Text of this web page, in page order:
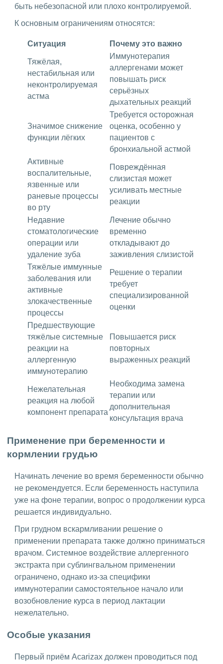
быть небезопасной или плохо контролируемой.
К основным ограничениям относятся:
Ситуация Почему это важно
Тяжёлая,
нестабильная или
неконтролируемая
астма
Иммунотерапия
аллергенами может
повышать риск
серьёзных
дыхательных реакций
Значимое снижение
функции лёгких
Требуется осторожная
оценка, особенно у
пациентов с
бронхиальной астмой
Активные
воспалительные,
язвенные или
раневые процессы
во рту
Повреждённая
слизистая может
усиливать местные
реакции
Недавние
стоматологические
операции или
удаление зуба
Лечение обычно
временно
откладывают до
заживления слизистой
Тяжёлые иммунные
заболевания или
активные
злокачественные
процессы
Решение о терапии
требует
специализированной
оценки
Предшествующие
тяжёлые системные
реакции на
аллергенную
иммунотерапию
Повышается риск
повторных
выраженных реакций
Нежелательная
реакция на любой
компонент препарата
Необходима замена
терапии или
дополнительная
консультация врача
Применение при беременности и
кормлении грудью
Начинать лечение во время беременности обычно
не рекомендуется. Если беременность наступила
уже на фоне терапии, вопрос о продолжении курса
решается индивидуально.
При грудном вскармливании решение о
применении препарата также должно приниматься
врачом. Системное воздействие аллергенного
экстракта при сублингвальном применении
ограничено, однако из-за специфики
иммунотерапии самостоятельное начало или
возобновление курса в период лактации
нежелательно.
Особые указания
Первый приём Acarizax должен проводиться под